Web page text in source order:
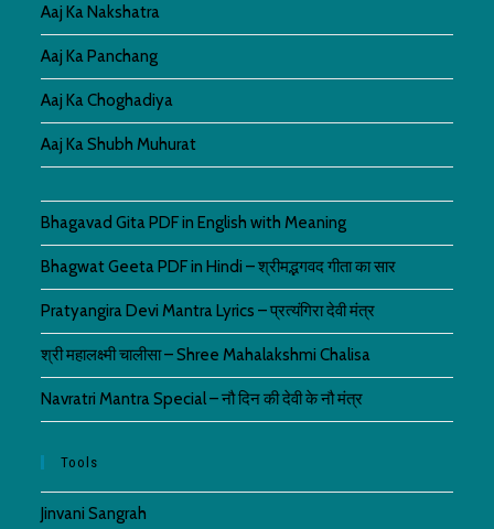
Aaj Ka Nakshatra
Aaj Ka Panchang
Aaj Ka Choghadiya
Aaj Ka Shubh Muhurat
Bhagavad Gita PDF in English with Meaning
Bhagwat Geeta PDF in Hindi – श्रीमद्भगवद गीता का सार
Pratyangira Devi Mantra Lyrics – प्रत्यंगिरा देवी मंत्र
श्री महालक्ष्मी चालीसा – Shree Mahalakshmi Chalisa
Navratri Mantra Special – नौ दिन की देवी के नौ मंत्र
Tools
Jinvani Sangrah